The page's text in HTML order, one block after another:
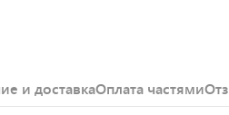
и доставкаОплата частями